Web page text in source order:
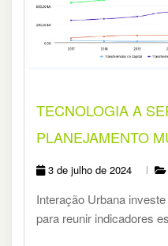
TECNOLOGIA A
PLANEJAMENTO
3 de julho de 2024
Interação Urbana
para reunir indicadores